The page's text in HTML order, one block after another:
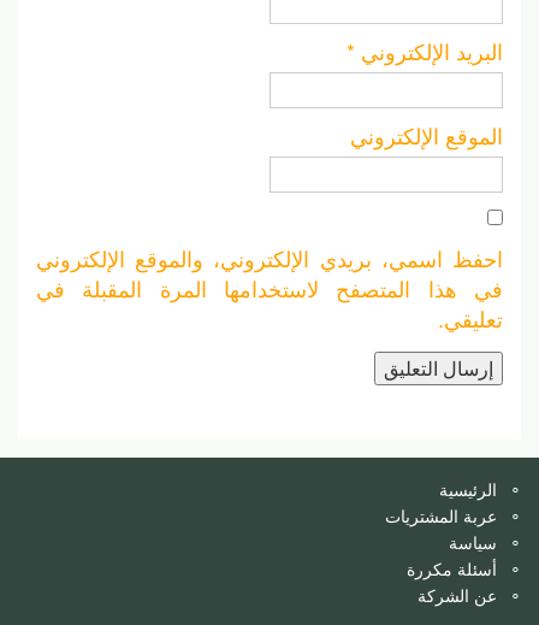
البريد الإلكتروني *
الموقع الإلكتروني
احفظ اسمي، بريدي الإلكتروني، والموقع الإلكتروني
في هذا المتصفح لاستخدامها المرة المقبلة في
تعليقي.
الرئيسية
عربة المشتريات
سياسة
أسئلة مكررة
عن الشركة